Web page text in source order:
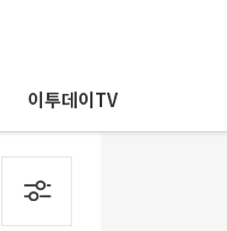
이투데이TV